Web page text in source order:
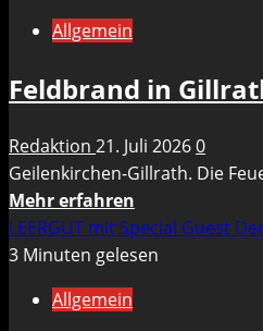
am
–
Zeugensuche
Allgemein
Feldbrand in
Redaktion 21. Juli 20260
Geilenkirchen-Gillrath. Die
Mehr erfahren
Informationen
über
LEERGUT mit Special Guest
3 Minuten gelesen
Allgemein